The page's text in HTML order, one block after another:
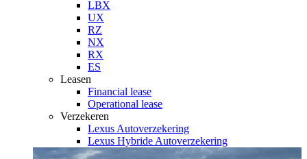
LBX
UX
RZ
NX
RX
ES
Leasen
Financial lease
Operational lease
Verzekeren
Lexus Autoverzekering
Lexus Hybride Autoverzekering